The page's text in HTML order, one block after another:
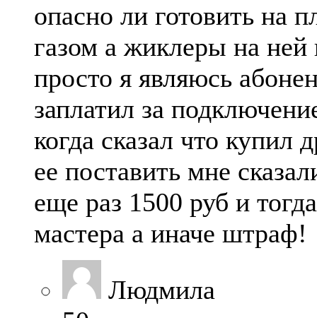
опасно ли готовить на
газом а жиклеры на ней
просто я являюсь
заплатил за
когда сказал что купил
ее поставить мне
еще раз 1500 руб и
мастера а иначе штраф!
Людмила